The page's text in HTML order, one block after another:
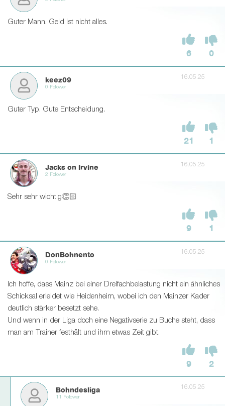
Guter Mann. Geld ist nicht alles.
6 0
keez09
0 Follower
16.05.25
Guter Typ. Gute Entscheidung.
21 1
Jacks on Irvine
2 Follower
16.05.25
Sehr sehr wichtig👏🏻
9 1
DonBohnento
0 Follower
16.05.25
Ich hoffe, dass Mainz bei einer Dreifachbelastung nicht ein ähnliches
Schicksal erleidet wie Heidenheim, wobei ich den Mainzer Kader
deutlich stärker besetzt sehe.
Und wenn in der Liga doch eine Negativserie zu Buche steht, dass
man am Trainer festhält und ihm etwas Zeit gibt.
9 2
Bohndesliga
11 Follower
16.05.25